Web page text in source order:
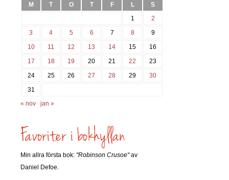
M
T O T F L
S
1
2
3
4 5 6 7 8
9
10
11 12 13 14 15
16
17
18 19 20 21 22
23
24
25 26 27 28 29
30
31
« nov
jan »
Min allra första bok: "Robinson Crusoe"av
Daniel Defoe.